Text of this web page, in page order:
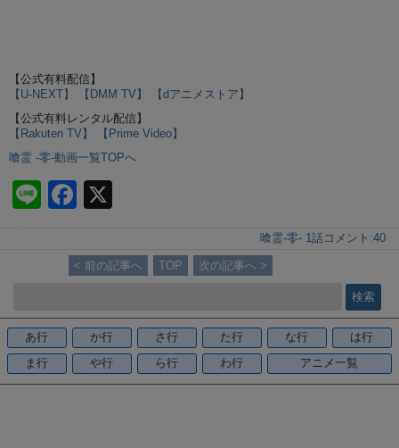
【公式有料配信】
【U-NEXT】
【DMM TV】
【dアニメストア】
【公式有料レンタル配信】
【Rakuten TV】
【Prime Video】
喰霊 -零-動画一覧TOPへ
Li
n
e
F
a
c
e
o
o
k
喰霊-零- 1話 コメント:40
< 前の記事へ TOP 次の記事へ >
あ行 か行 さ行 た行 な行
は行
ま行
や行 ら行 わ行 アニメ一覧